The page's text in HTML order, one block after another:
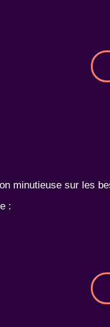
minutieuse sur les
: